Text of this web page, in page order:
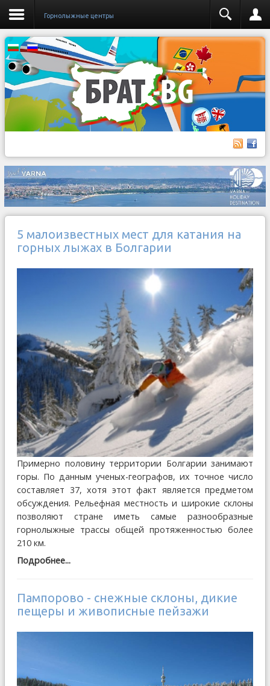
Горнолыжные центры
5 малоизвестных мест для катания на
горных лыжах в Болгарии
Примерно половину территории Болгарии занимают
горы. По данным ученых-географов, их точное число
составляет 37, хотя этот факт является предметом
обсуждения. Рельефная местность и широкие склоны
позволяют стране иметь самые разнообразные
горнолыжные трассы общей протяженностью более
210 км.
Подробнее...
Пампорово - снежные склоны, дикие
пещеры и живописные пейзажи